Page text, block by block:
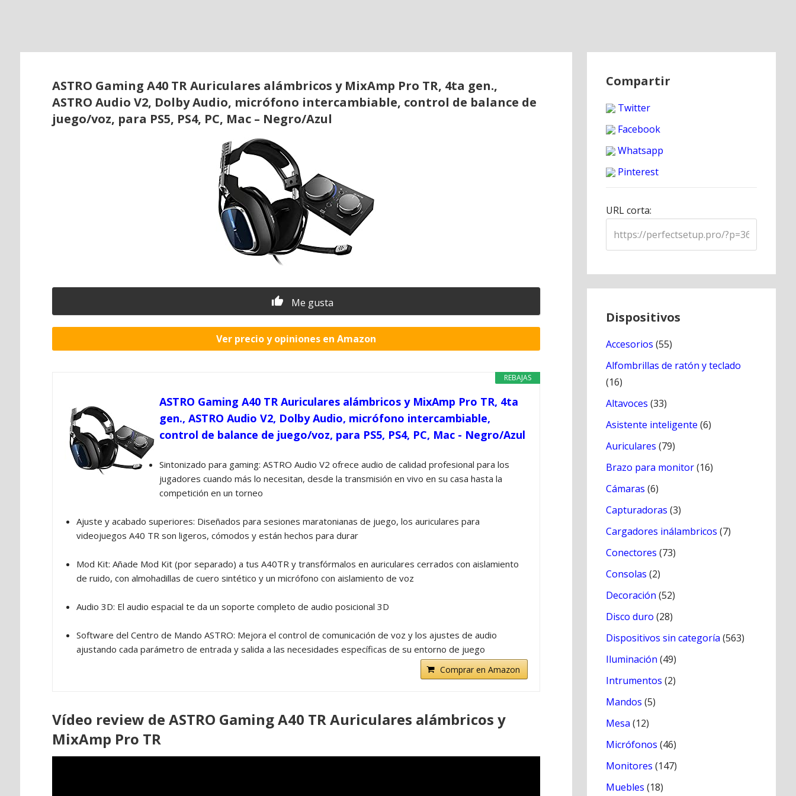
ASTRO Gaming A40 TR Auriculares alámbricos y MixAmp Pro TR, 4ta gen.,
ASTRO Audio V2, Dolby Audio, micrófono intercambiable, control de balance de
juego/voz, para PS5, PS4, PC, Mac – Negro/Azul
Me gusta
Ver precio y opiniones en Amazon
REBAJAS
ASTRO Gaming A40 TR Auriculares alámbricos y MixAmp Pro TR, 4ta
gen., ASTRO Audio V2, Dolby Audio, micrófono intercambiable,
control de balance de juego/voz, para PS5, PS4, PC, Mac - Negro/Azul
Sintonizado para gaming: ASTRO Audio V2 ofrece audio de calidad profesional para los
jugadores cuando más lo necesitan, desde la transmisión en vivo en su casa hasta la
competición en un torneo
Ajuste y acabado superiores: Diseñados para sesiones maratonianas de juego, los auriculares para
videojuegos A40 TR son ligeros, cómodos y están hechos para durar
Mod Kit: Añade Mod Kit (por separado) a tus A40TR y transfórmalos en auriculares cerrados con aislamiento
de ruido, con almohadillas de cuero sintético y un micrófono con aislamiento de voz
Audio 3D: El audio espacial te da un soporte completo de audio posicional 3D
Software del Centro de Mando ASTRO: Mejora el control de comunicación de voz y los ajustes de audio
ajustando cada parámetro de entrada y salida a las necesidades específicas de su entorno de juego
Comprar en Amazon
Vídeo review de ASTRO Gaming A40 TR Auriculares alámbricos y
MixAmp Pro TR
Compartir
Twitter
Facebook
Whatsapp
Pinterest
URL corta:
Dispositivos
Accesorios (55)
Alfombrillas de ratón y teclado
(16)
Altavoces (33)
Asistente inteligente (6)
Auriculares (79)
Brazo para monitor(16)
Cámaras (6)
Capturadoras (3)
Cargadores inálambricos (7)
Conectores (73)
Consolas (2)
Decoración (52)
Disco duro (28)
Dispositivos sin categoría (563)
Iluminación (49)
Intrumentos (2)
Mandos (5)
Mesa (12)
Micrófonos (46)
Monitores (147)
Muebles (18)